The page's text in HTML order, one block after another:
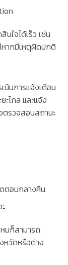
ใจได้เร็ว เช่น
ากมีเหตุผิดปกติ
น้นการแจ้งเตือน
ะไกล และแจ้ง
ตรวจสอบสถานะ
ตอนกลางคืน
หนก็สามารถ
หวัดหรือต่าง